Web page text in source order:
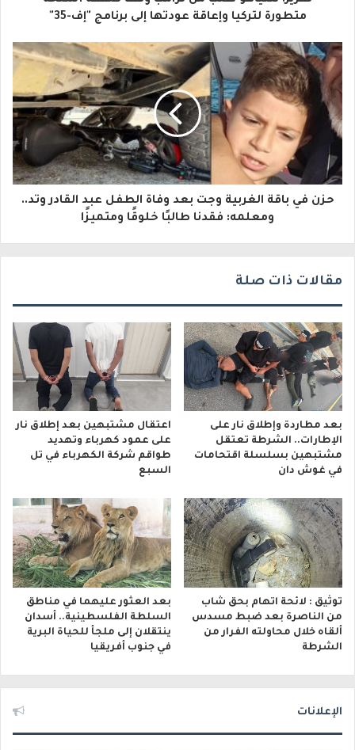
إ
ل
ك
ت
و
متطورة لتركيا وإعاقة عودتها إلى برنامج "إف-35"
حزن في باقة الغربية وجت بعد وفاة الطفل عبد القادر وتد..
ومعلمه: فقدنا طالبًا خلوقًا ومتميزًا
مقالات ذات صلة
بعد مطاردة وإطلاق نار على
الإطارات.. الشرطة تعتقل
مشتبهين بسلسلة اقتحامات
في غوش دان
اعتقال مشتبهين بعد إطلاق نار
على عمود كهرباء وتهديد
طواقم شركة الكهرباء في تل
السبع
توثيق : لائحة اتهام بحق شاب
من الناصرة بعد ضبط مسدس
ألقاه خلال محاولته الفرار من
الشرطة
بعد العثور عليهما في مناطق
السلطة الفلسطينية.. أسدان
ينتقلان إلى ملجأ للحياة البرية
في جنوب أفريقيا
الإعلانات